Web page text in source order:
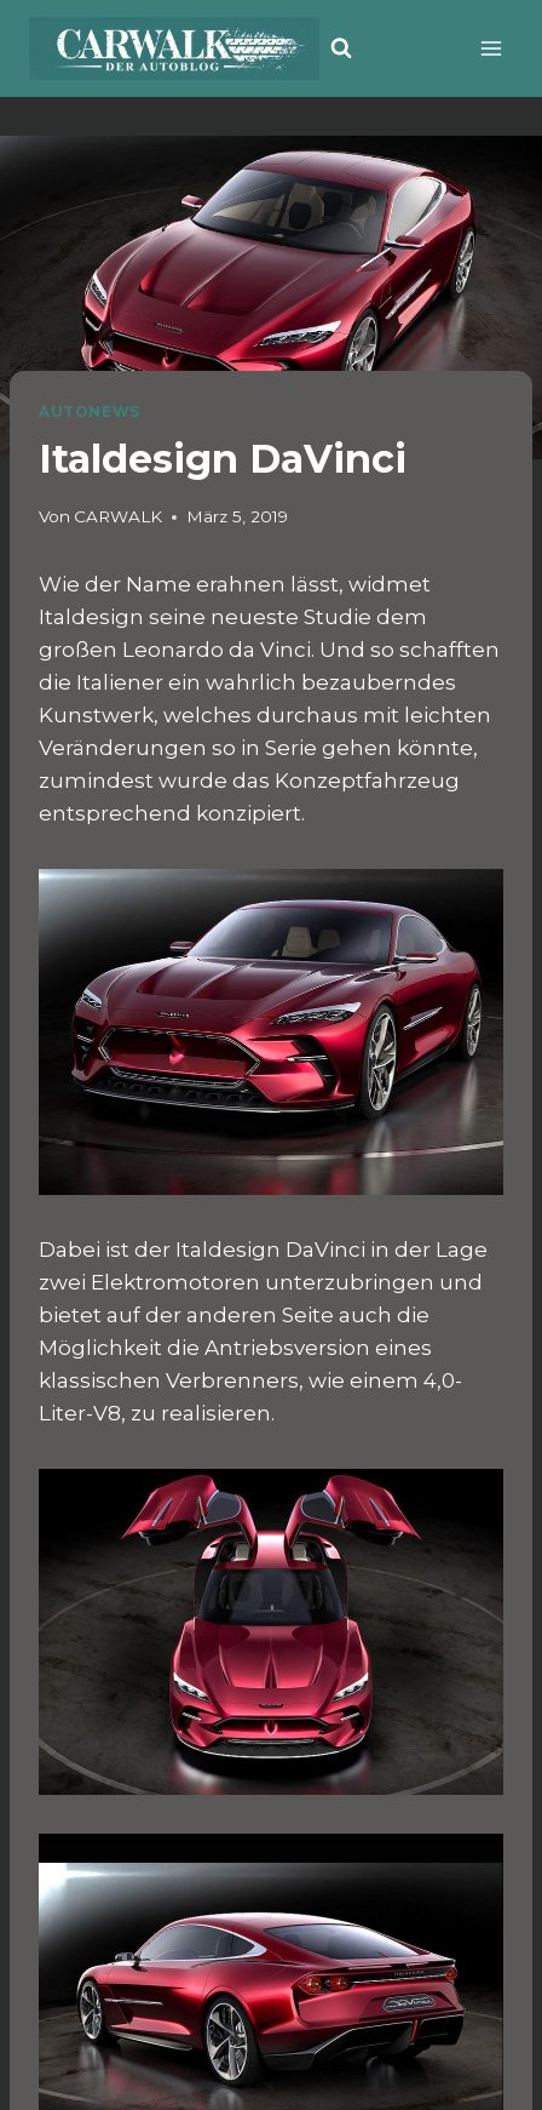
Inhalt
AUTONEWS
Italdesign DaVinci
Von CARWALK März 5, 2019
Wie der Name erahnen lässt, widmet
Italdesign seine neueste Studie dem
großen Leonardo da Vinci. Und so schafften
die Italiener ein wahrlich bezauberndes
Kunstwerk, welches durchaus mit leichten
Veränderungen so in Serie gehen könnte,
zumindest wurde das Konzeptfahrzeug
entsprechend konzipiert.
Dabei ist der Italdesign DaVinci in der Lage
zwei Elektromotoren unterzubringen und
bietet auf der anderen Seite auch die
Möglichkeit die Antriebsversion eines
klassischen Verbrenners, wie einem 4,0-
Liter-V8, zu realisieren.